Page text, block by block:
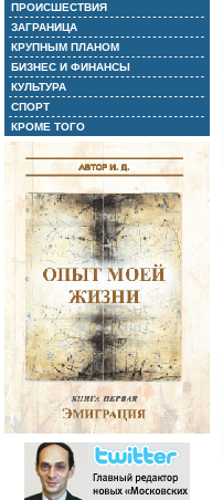
ПРОИСШЕСТВИЯ
ЗАГРАНИЦА
КРУПНЫМ ПЛАНОМ
БИЗНЕС И ФИНАНСЫ
КУЛЬТУРА
СПОРТ
КРОМЕ ТОГО